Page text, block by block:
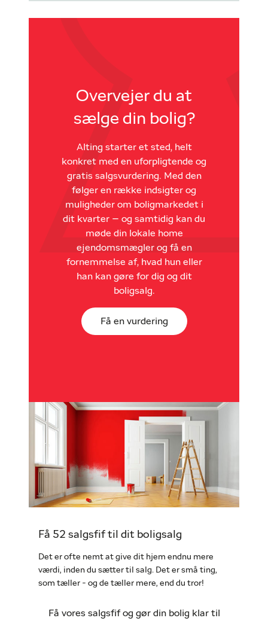
Overvejer du at
sælge din bolig?
Alting starter et sted, helt
konkret med en uforpligtende og
gratis salgsvurdering. Med den
følger en række indsigter og
muligheder om boligmarkedet i
dit kvarter – og samtidig kan du
møde din lokale home
ejendomsmægler og få en
fornemmelse af, hvad hun eller
han kan gøre for dig og dit
boligsalg.
Få en vurdering
Få 52 salgsfif til dit boligsalg
Det er ofte nemt at give dit hjem endnu mere
værdi, inden du sætter til salg. Det er små ting,
som tæller - og de tæller mere, end du tror!
Få vores salgsfif og gør din bolig klar til